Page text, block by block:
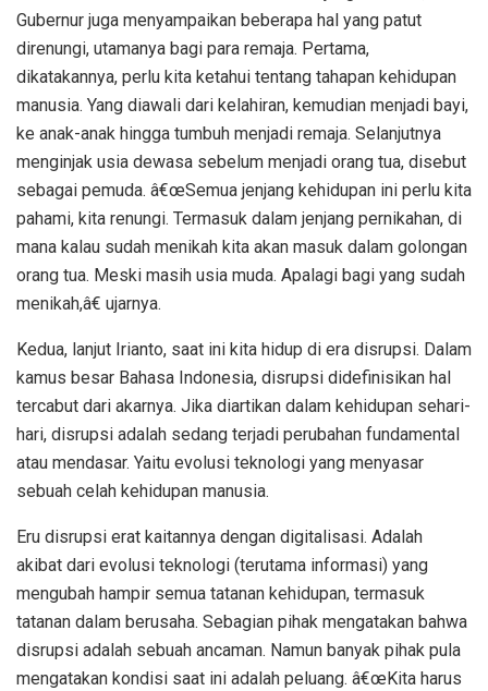
Gubernur juga menyampaikan beberapa hal yang patut
direnungi, utamanya bagi para remaja. Pertama,
dikatakannya, perlu kita ketahui tentang tahapan kehidupan
manusia. Yang diawali dari kelahiran, kemudian menjadi bayi,
ke anak-anak hingga tumbuh menjadi remaja. Selanjutnya
menginjak usia dewasa sebelum menjadi orang tua, disebut
sebagai pemuda. â€œSemua jenjang kehidupan ini perlu kita
pahami, kita renungi. Termasuk dalam jenjang pernikahan, di
mana kalau sudah menikah kita akan masuk dalam golongan
orang tua. Meski masih usia muda. Apalagi bagi yang sudah
menikah,â€ ujarnya.
Kedua, lanjut Irianto, saat ini kita hidup di era disrupsi. Dalam
kamus besar Bahasa Indonesia, disrupsi didefinisikan hal
tercabut dari akarnya. Jika diartikan dalam kehidupan sehari-
hari, disrupsi adalah sedang terjadi perubahan fundamental
atau mendasar. Yaitu evolusi teknologi yang menyasar
sebuah celah kehidupan manusia.
Eru disrupsi erat kaitannya dengan digitalisasi. Adalah
akibat dari evolusi teknologi (terutama informasi) yang
mengubah hampir semua tatanan kehidupan, termasuk
tatanan dalam berusaha. Sebagian pihak mengatakan bahwa
disrupsi adalah sebuah ancaman. Namun banyak pihak pula
mengatakan kondisi saat ini adalah peluang. â€œKita harus